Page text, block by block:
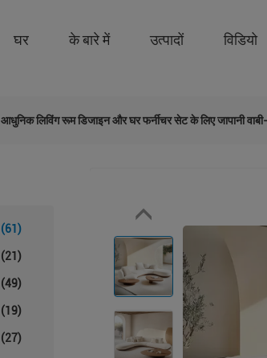
घर के बारे में उत्पादों विडियो
आधुनिक लिविंग रूम डिजाइन और घर फर्नीचर सेट के लिए जापानी
(61)
(21)
(49)
(19)
(27)